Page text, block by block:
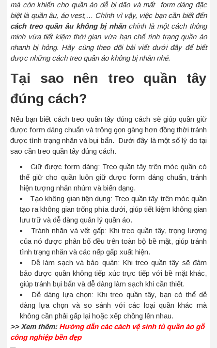
mà còn khiến cho quần áo dễ bị dão và mất form dáng đặc
biệt là quần âu, áo vest,… Chính vì vậy, việc bạn cần biết đến
cách treo quần âu không bị nhănchính là một cách thông
minh vừa tiết kiệm thời gian vừa hạn chế tình trạng quần áo
nhanh bị hỏng. Hãy cùng theo dõi bài viết dưới đây để biết
được những cách treo quần áo không bị nhăn nhé.
Tại sao nên treo quần tây
đúng cách?
Nếu bạn biết cách treo quần tây đúng cách sẽ giúp quần giữ
được form dáng chuẩn và trông gọn gàng hơn đồng thời tránh
được tình trạng nhăn và bụi bẩn. Dưới đây là một số lý do tại
sao cần treo quần tây đúng cách:
Giữ được form dáng: Treo quần tây trên móc quần có
thể giữ cho quần luôn giữ được form dáng chuẩn, tránh
hiện tượng nhăn nhúm và biến dạng.
Tạo không gian tiện dụng: Treo quần tây trên móc quần
tạo ra không gian trống phía dưới, giúp tiết kiệm không gian
lưu trữ và dễ dàng quản lý quần áo.
Tránh nhăn và vết gấp: Khi treo quần tây, trọng lượng
của nó được phân bố đều trên toàn bộ bề mặt, giúp tránh
tình trạng nhăn và các nếp gấp xuất hiện.
Dễ làm sạch và bảo quản: Khi treo quần tây sẽ đảm
bảo được quần không tiếp xúc trực tiếp với bề mặt khác,
giúp tránh bụi bẩn và dễ dàng làm sạch khi cần thiết.
Dễ dàng lựa chọn: Khi treo quần tây, bạn có thể dễ
dàng lựa chọn và so sánh với các loại quần khác mà
không cần phải gấp lại hoặc xếp chồng lên nhau.
>> Xem thêm: Hướng dẫn các cách vệ sinh tủ quần áo gỗ
công nghiệp bền đẹp